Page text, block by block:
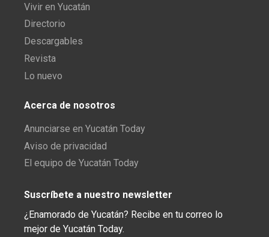
Vivir en Yucatán
Directorio
Descargables
Revista
Lo nuevo
Acerca de nosotros
Anunciarse en Yucatán Today
Aviso de privacidad
El equipo de Yucatán Today
Suscríbete a nuestro newsletter
¿Enamorado de Yucatán? Recibe en tu correo lo
mejor de Yucatán Today.